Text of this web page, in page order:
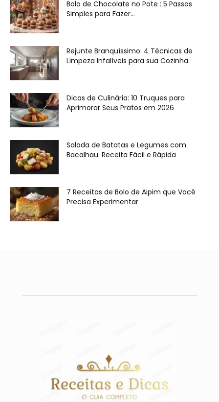
Bolo de Chocolate no Pote : 5 Passos
Simples para Fazer...
Rejunte Branquíssimo: 4 Técnicas de
Limpeza Infalíveis para sua Cozinha
Dicas de Culinária: 10 Truques para
Aprimorar Seus Pratos em 2026
Salada de Batatas e Legumes com
Bacalhau: Receita Fácil e Rápida
7 Receitas de Bolo de Aipim que Você
Precisa Experimentar